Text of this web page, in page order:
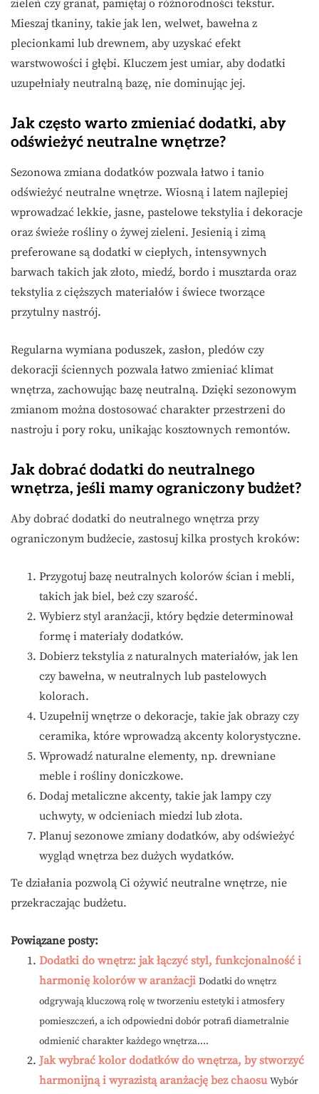
zieleń czy granat, pamiętaj o różnorodności tekstur.
Mieszaj tkaniny, takie jak len, welwet, bawełna z
plecionkami lub drewnem, aby uzyskać efekt
warstwowości i głębi. Kluczem jest umiar, aby dodatki
uzupełniały neutralną bazę, nie dominując jej.
Jak często warto zmieniać dodatki, aby
odświeżyć neutralne wnętrze?
Sezonowa zmiana dodatków pozwala łatwo i tanio
odświeżyć neutralne wnętrze. Wiosną i latem najlepiej
wprowadzać lekkie, jasne, pastelowe tekstylia i dekoracje
oraz świeże rośliny o żywej zieleni. Jesienią i zimą
preferowane są dodatki w ciepłych, intensywnych
barwach takich jak złoto, miedź, bordo i musztarda oraz
tekstylia z cięższych materiałów i świece tworzące
przytulny nastrój.
Regularna wymiana poduszek, zasłon, pledów czy
dekoracji ściennych pozwala łatwo zmieniać klimat
wnętrza, zachowując bazę neutralną. Dzięki sezonowym
zmianom można dostosować charakter przestrzeni do
nastroju i pory roku, unikając kosztownych remontów.
Jak dobrać dodatki do neutralnego
wnętrza, jeśli mamy ograniczony budżet?
Aby dobrać dodatki do neutralnego wnętrza przy
ograniczonym budżecie, zastosuj kilka prostych kroków:
Przygotuj bazę neutralnych kolorów ścian i mebli,
takich jak biel, beż czy szarość.
Wybierz styl aranżacji, który będzie determinował
formę i materiały dodatków.
Dobierz tekstylia z naturalnych materiałów, jak len
czy bawełna, w neutralnych lub pastelowych
kolorach.
Uzupełnij wnętrze o dekoracje, takie jak obrazy czy
ceramika, które wprowadzą akcenty kolorystyczne.
Wprowadź naturalne elementy, np. drewniane
meble i rośliny doniczkowe.
Dodaj metaliczne akcenty, takie jak lampy czy
uchwyty, w odcieniach miedzi lub złota.
Planuj sezonowe zmiany dodatków, aby odświeżyć
wygląd wnętrza bez dużych wydatków.
Te działania pozwolą Ci ożywić neutralne wnętrze, nie
przekraczając budżetu.
Powiązane posty:
Dodatki do wnętrz: jak łączyć styl, funkcjonalność i
harmonię kolorów w aranżacji Dodatki do wnętrz
odgrywają kluczową rolę w tworzeniu estetyki i atmosfery
pomieszczeń, a ich odpowiedni dobór potrafi diametralnie
odmienić charakter każdego wnętrza....
Jak wybrać kolor dodatków do wnętrza, by stworzyć
harmonijną i wyrazistą aranżację bez chaosu Wybór